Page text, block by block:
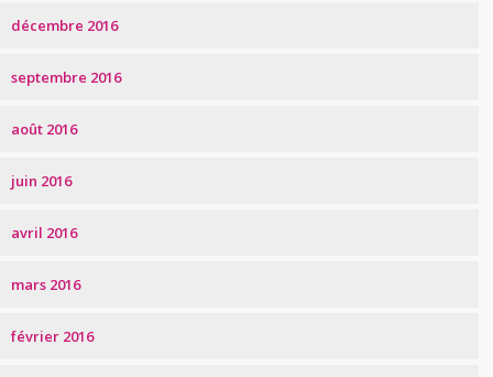
décembre 2016
septembre 2016
août 2016
juin 2016
avril 2016
mars 2016
février 2016